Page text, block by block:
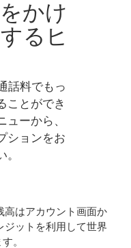
かけ
るヒ
話料でもっ
ことができ
ーから、
ションをお
高はアカウント画面か
ジットを利用して世界
。